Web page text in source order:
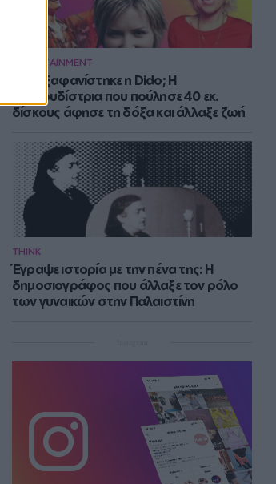
ENTERTAINMENT
Πού εξαφανίστηκε η Dido; Η
τραγουδίστρια που πούλησε 40 εκ.
δίσκους άφησε τη δόξα και άλλαξε ζωή
THINK
Έγραψε ιστορία με την πένα της: Η
δημοσιογράφος που άλλαξε τον ρόλο
των γυναικών στην Παλαιστίνη